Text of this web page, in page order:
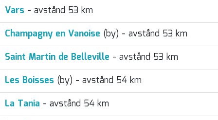
Vars - avstånd 53 km
Champagny en Vanoise (by) - avstånd 53 km
Saint Martin de Belleville - avstånd 53 km
Les Boisses (by) - avstånd 54 km
La Tania - avstånd 54 km